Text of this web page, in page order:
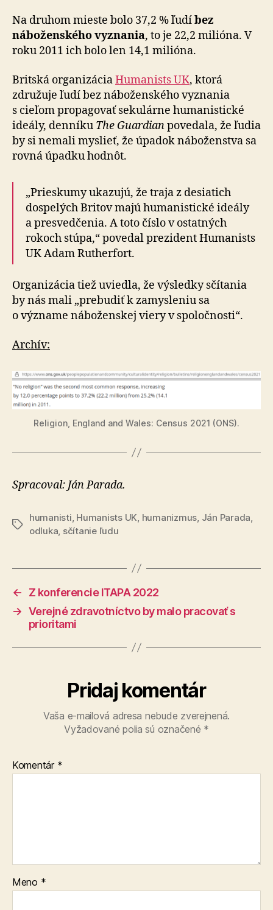
Na druhom mieste bolo 37,2 % ľudíbez
náboženského vyznania, to je 22,2 milióna. V
roku 2011 ich bolo len 14,1 milióna.
Britská organizáciaHumanists UK, ktorá
združuje ľudí bez náboženského vyznania
s cieľom propagovať sekulárne humanistické
ideály, denníku The Guardianpovedala, že ľudia
by si nemali myslieť, že úpadok náboženstva sa
rovná úpadku hodnôt.
„Prieskumy ukazujú, že traja z desiatich
dospelých Britov majú humanistické ideály
a presvedčenia. A toto číslo v ostatných
rokoch stúpa,“ povedal prezident Humanists
UK Adam Rutherfort.
Organizácia tiež uviedla, že výsledky sčítania
by nás mali „prebudiť k zamysleniu sa
o význame náboženskej viery v spoločnosti“.
Archív:
Religion, England and Wales: Census 2021 (ONS).
Spracoval: Ján Parada.
Značky
humanisti Humanists UK humanizmus Ján Parada
odluka sčítanie ľudu
←
Z konferencie ITAPA 2022
→ Verejné zdravotníctvo by malo pracovať s
prioritami
Pridaj komentár
Vaša e-mailová adresa nebude zverejnená.
Vyžadované polia sú označené *
Komentár *
Meno *